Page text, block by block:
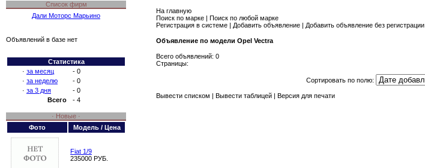
Список фирм
Дали Моторс Марьино
Объявлений в базе нет
Статистика
· за месяц
- 0
· за неделю
- 0
· за 3 дня
- 0
Всего
- 4
· Новые ·
Фото
Модель / Цена
Fiat 1/9
235000 РУБ.
На главную
Поиск по марке | Поиск по любой марке
Регистрация в системе | Добавить объявление | Добавить объявление без регистрации
Объявление по модели Opel Vectra
Всего объявлений: 0
Страницы:
Сортировать по полю:
Вывести списком | Вывести таблицей | Версия для печати